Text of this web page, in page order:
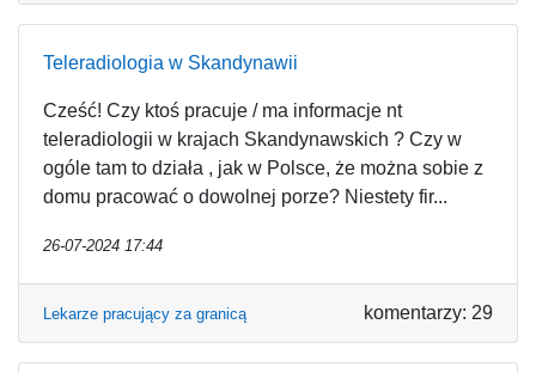
Teleradiologia w Skandynawii
Cześć! Czy ktoś pracuje / ma informacje nt
teleradiologii w krajach Skandynawskich ? Czy w
ogóle tam to działa , jak w Polsce, że można sobie z
domu pracować o dowolnej porze? Niestety fir...
26-07-2024 17:44
Lekarze pracujący za granicą komentarzy: 29